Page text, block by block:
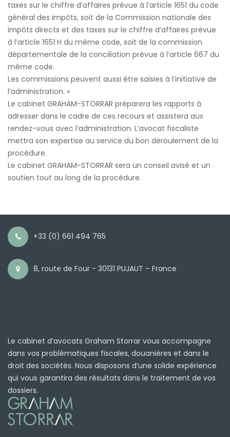
taxes sur le chiffre d’affaires prévue à l’article 1651 du code
général des impôts, soit de la Commission nationale des
impôts directs et des taxes sur le chiffre d’affaires prévue
à l’article 1651 H du même code, soit de la commission
départementale de la conciliation prévue à l’article 667 du
même code.
Les commissions peuvent aussi être saisies à l’initiative de
l’administration. »
Le cabinet GRAHAM-STORRAR préparera les rapports à
adresser dans le cadre de ces recours et assistera aux
rendez-vous avec l’administration. L’avocat fiscaliste
mettra son expertise au service du bon déroulement de la
procédure.
Le cabinet GRAHAM-STORRAR sera un conseil avisé et un
soutien tout au long de la procédure.
+33 (0) 661 494 765
8, route de Four - 30131 PUJAUT – France
Le cabinet d’avocats Graham Storrar vous accompagne
dans vos problématiques fiscales, douanières et dans le
droit des sociétés. Nous disposons d’une solide expérience
qui vous garantira des résultats dans le traitement de vos
dossiers.